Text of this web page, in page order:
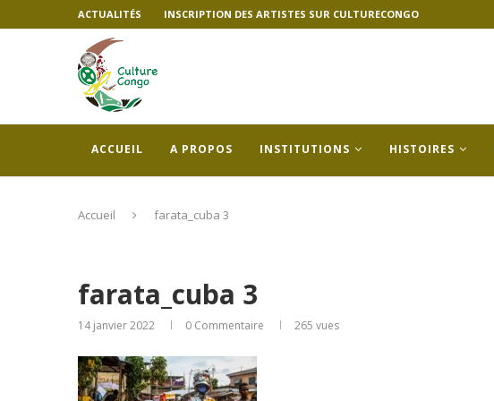
ACTUALITÉS INSCRIPTION DES ARTISTES SUR CULTURECONGO
ACCUEIL A PROPOS INSTITUTIONS HISTOIRES
Accueil farata_cuba 3
farata_cuba 3
14 janvier 2022 0 Commentaire 265 vues